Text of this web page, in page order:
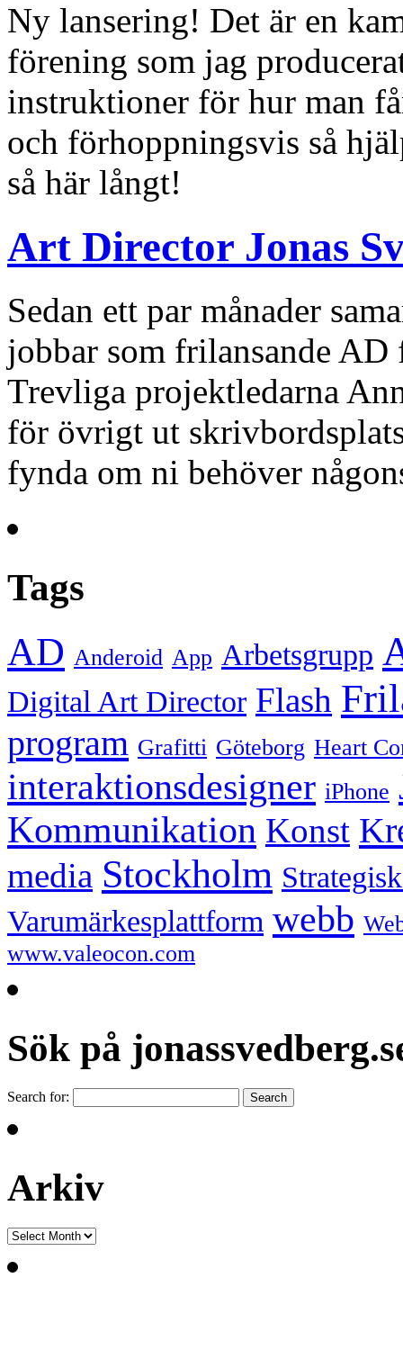
Ny lansering! Det är en
förening som jag
instruktioner för hur man
och förhoppningsvis så
så här långt!
Art Director Jonas
Sedan ett par månader
jobbar som frilansande AD
Trevliga projektledarna
för övrigt ut
fynda om ni behöver
Tags
AD Anderoid App Arbetsgrupp
Digital Art Director Flash
program Grafitti Göteborg Heart
interaktionsdesigner iPhone
Kommunikation Konst
media Stockholm
Varumärkesplattform webb
www.valeocon.com
Sök på
Search for:
Arkiv